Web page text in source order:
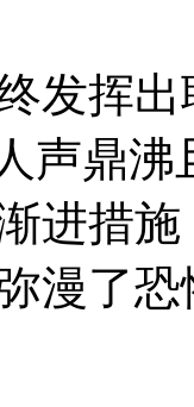
发挥
声鼎
进措
漫了